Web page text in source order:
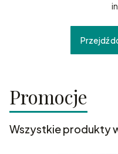
Przejdź
Promocje
Wszystkie produkty